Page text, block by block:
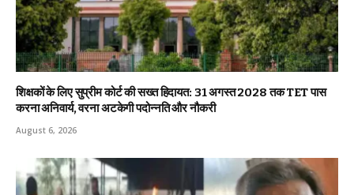
शिक्षकों के लिए सुप्रीम कोर्ट की सख्त हिदायत: 31 अगस्त 2028 तक TET पास
करना अनिवार्य, वरना अटकेगी पदोन्नति और नौकरी
August 6, 2026